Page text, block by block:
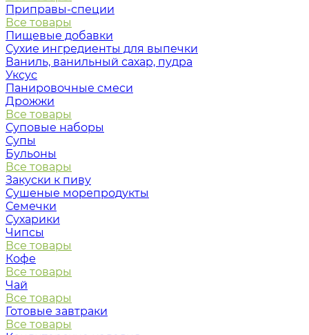
Приправы-специи
Все товары
Пищевые добавки
Сухие ингредиенты для выпечки
Ваниль, ванильный сахар, пудра
Уксус
Панировочные смеси
Дрожжи
Все товары
Суповые наборы
Супы
Бульоны
Все товары
Закуски к пиву
Сушеные морепродукты
Семечки
Сухарики
Чипсы
Все товары
Кофе
Все товары
Чай
Все товары
Готовые завтраки
Все товары